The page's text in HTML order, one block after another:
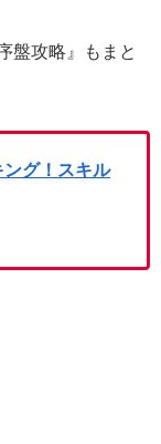
盤攻略』もまと
グ！スキル